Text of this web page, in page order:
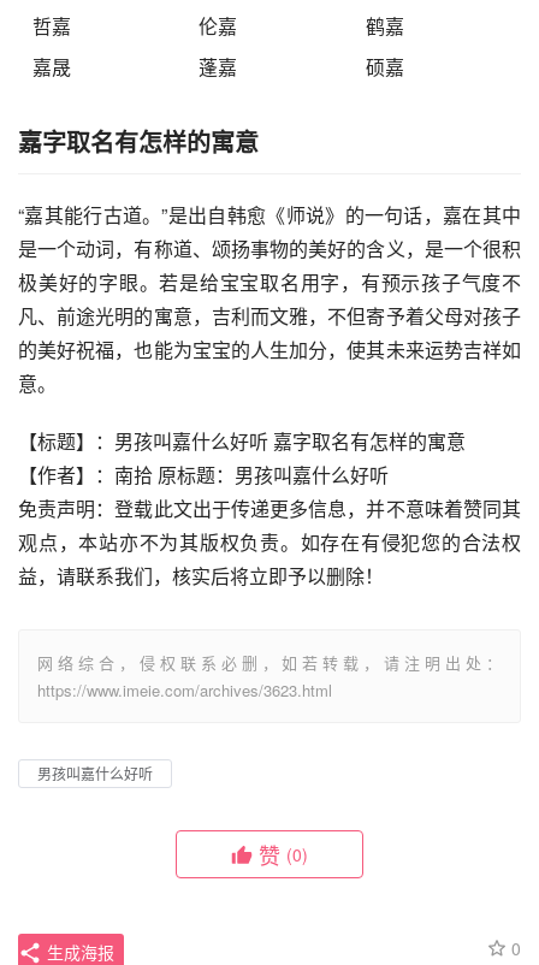
哲嘉 伦嘉
鹤嘉
嘉晟
蓬嘉 硕嘉
嘉字取名有怎样的寓意
“嘉其能行古道。”是出自韩愈《师说》的一句话，嘉在其中
是一个动词，有称道、颂扬事物的美好的含义，是一个很积
极美好的字眼。若是给宝宝取名用字，有预示孩子气度不
凡、前途光明的寓意，吉利而文雅，不但寄予着父母对孩子
的美好祝福，也能为宝宝的人生加分，使其未来运势吉祥如
意。
【标题】：男孩叫嘉什么好听 嘉字取名有怎样的寓意
【作者】：南拾 原标题：男孩叫嘉什么好听
免责声明：登载此文出于传递更多信息，并不意味着赞同其
观点，本站亦不为其版权负责。如存在有侵犯您的合法权
益，请联系我们，核实后将立即予以删除！
网络综合，侵权联系必删，如若转载，请注明出处：
https://www.imeie.com/archives/3623.html
男孩叫嘉什么好听
赞 (0)
0
生成海报